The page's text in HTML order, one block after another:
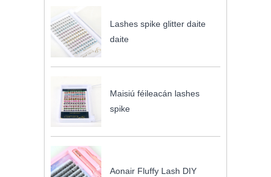
Lashes spike glitter daite
daite
Maisiú féileacán lashes
spike
Aonair Fluffy Lash DIY